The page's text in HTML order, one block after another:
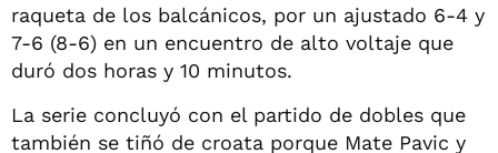
raqueta de los balcánicos, por un ajustado 6-4 y
7-6 (8-6) en un encuentro de alto voltaje que
duró dos horas y 10 minutos.
La serie concluyó con el partido de dobles que
también se tiñó de croata porque Mate Pavic y